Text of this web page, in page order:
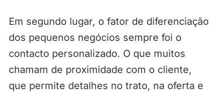
Em segundo lugar, o fator de diferenciação
dos pequenos negócios sempre foi o
contacto personalizado. O que muitos
chamam de proximidade com o cliente,
que permite detalhes no trato, na oferta e